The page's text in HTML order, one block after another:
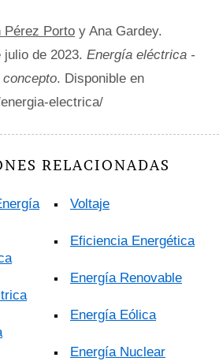
Pérez Porto y Ana Gardey.
de 2023. Energía eléctrica -
. Disponible en
electrica/
RELACIONADAS
Voltaje
Eficiencia Energética
Energía Renovable
Energía Eólica
Energía Nuclear